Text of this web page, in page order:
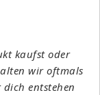
kaufst oder
wir oftmals
entstehen